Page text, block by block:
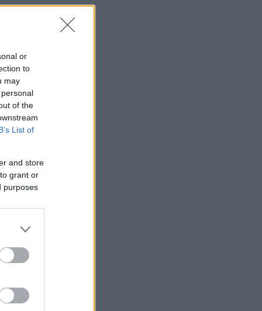
or
to
may
of the
List of
and store
grant or
purposes